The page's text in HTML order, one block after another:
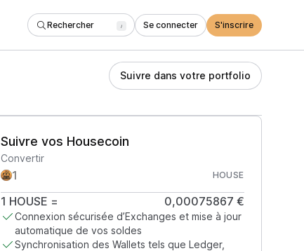
Rechercher / Se connecter S'inscrire
Suivre dans votre portfolio
Suivre vos Housecoin
Convertir
HOUSE
1 HOUSE = 0,00075867 €
Connexion sécurisée d’Exchanges et mise à jour
automatique de vos soldes
Synchronisation des Wallets tels que Ledger,